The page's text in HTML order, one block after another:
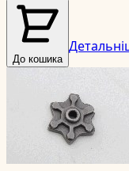
До кошика